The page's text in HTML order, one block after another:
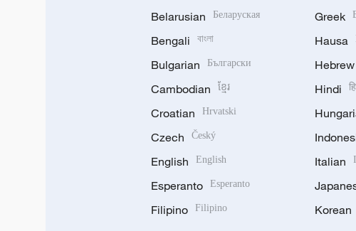
Belarusian Беларуская
Bengali বাংলা
Bulgarian Български
Cambodian ខ្មែរ
Croatian Hrvatski
Czech Český
English English
Esperanto Esperanto
Filipino Filipino
Greek
Hausa
Hebrew
Hindi
Italian
Korean